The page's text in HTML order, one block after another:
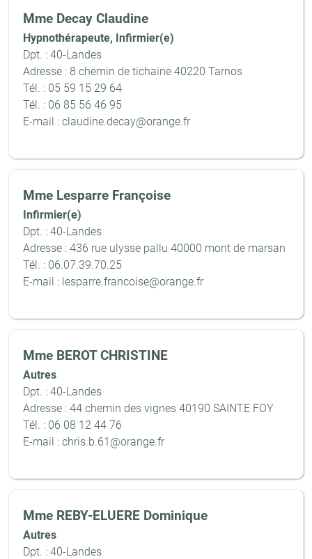
Mme Decay Claudine
Hypnothérapeute, Infirmier(e)
Dpt. : 40-Landes
Adresse : 8 chemin de tichaine 40220 Tarnos
Tél. : 05 59 15 29 64
Tél. : 06 85 56 46 95
E-mail : claudine.decay@orange.fr
Mme Lesparre Françoise
Infirmier(e)
Dpt. : 40-Landes
Adresse : 436 rue ulysse pallu 40000 mont de marsan
Tél. : 06.07.39.70.25
E-mail : lesparre.francoise@orange.fr
Mme BEROT CHRISTINE
Autres
Dpt. : 40-Landes
Adresse : 44 chemin des vignes 40190 SAINTE FOY
Tél. : 06 08 12 44 76
E-mail : chris.b.61@orange.fr
Mme REBY-ELUERE Dominique
Autres
Dpt. : 40-Landes